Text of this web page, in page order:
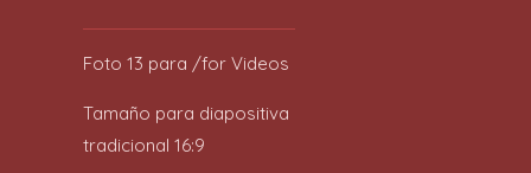
Foto 13 para /for Videos
Tamaño para diapositiva
tradicional 16:9